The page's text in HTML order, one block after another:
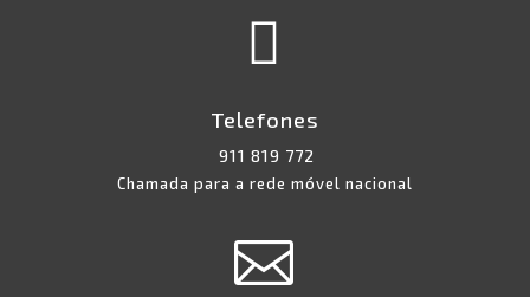

Telefones
911 819 772
Chamada para a rede móvel nacional
